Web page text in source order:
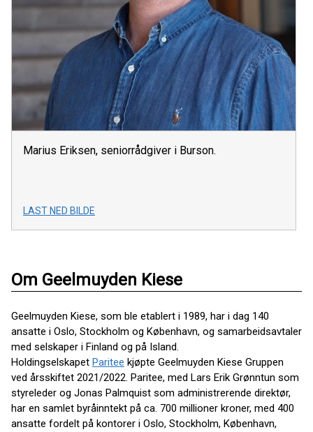
Marius Eriksen, seniorrådgiver i Burson.
LAST NED BILDE
Om Geelmuyden Kiese
Geelmuyden Kiese, som ble etablert i 1989, har i dag 140
ansatte i Oslo, Stockholm og København, og samarbeidsavtaler
med selskaper i Finland og på Island.
Holdingselskapet Paritee kjøpte Geelmuyden Kiese Gruppen
ved årsskiftet 2021/2022. Paritee, med Lars Erik Grønntun som
styreleder og Jonas Palmquist som administrerende direktør,
har en samlet byråinntekt på ca. 700 millioner kroner, med 400
ansatte fordelt på kontorer i Oslo, Stockholm, København,